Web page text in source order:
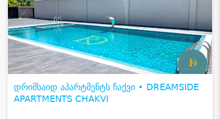
დრიმსაიდ აპარტმენტს ჩაქვი • DREAMSIDE
APARTMENTS CHAKVI